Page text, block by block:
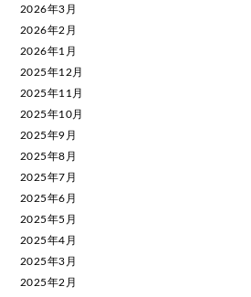
2026年3月
2026年2月
2026年1月
2025年12月
2025年11月
2025年10月
2025年9月
2025年8月
2025年7月
2025年6月
2025年5月
2025年4月
2025年3月
2025年2月